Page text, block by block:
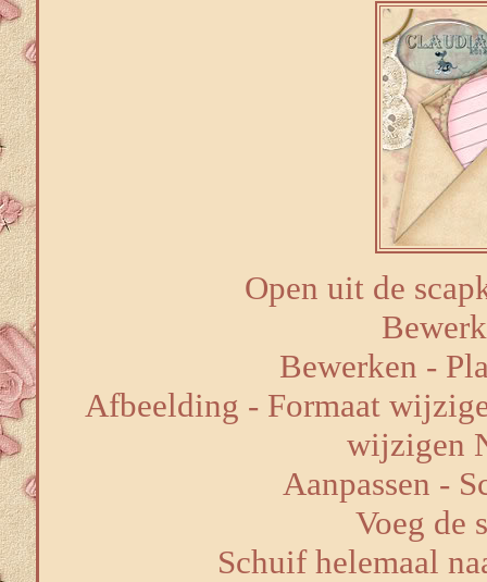
Open uit de
Bewerken -
Afbeelding - Formaat
wijzigen
Aanpassen -
Voeg de
Schuif helemaal